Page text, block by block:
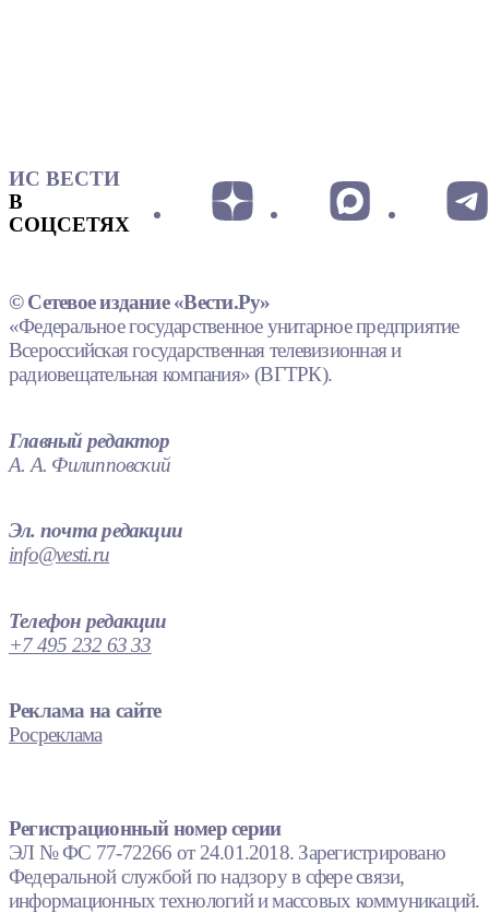
ИС ВЕСТИ
В
СОЦСЕТЯХ
© Сетевое издание «Вести.Ру»
«Федеральное государственное унитарное предприятие
Всероссийская государственная телевизионная и
радиовещательная компания» (ВГТРК).
Главный редактор
А. А. Филипповский
Эл. почта редакции
info@vesti.ru
Телефон редакции
+7 495 232 63 33
Реклама на сайте
Росреклама
Регистрационный номер серии
ЭЛ № ФС 77-72266 от 24.01.2018. Зарегистрировано
Федеральной службой по надзору в сфере связи,
информационных технологий и массовых коммуникаций.